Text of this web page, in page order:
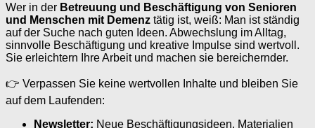
Wer in der Betreuung und Beschäftigung von Senioren
und Menschen mit Demenz tätig ist, weiß: Man ist ständig
auf der Suche nach guten Ideen. Abwechslung im Alltag,
sinnvolle Beschäftigung und kreative Impulse sind wertvoll.
Sie erleichtern Ihre Arbeit und machen sie bereichernder.
👉 Verpassen Sie keine wertvollen Inhalte und bleiben Sie
auf dem Laufenden:
Newsletter: Neue Beschäftigungsideen, Materialien